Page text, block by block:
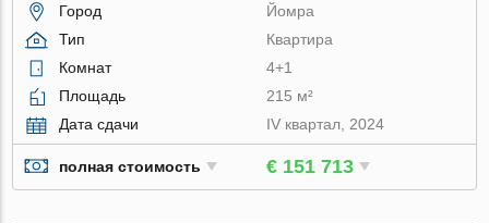
Город
Йомра
Тип
Квартира
Комнат
4+1
Площадь
215 м²
Дата сдачи
IV квартал, 2024
полная стоимость € 151 713